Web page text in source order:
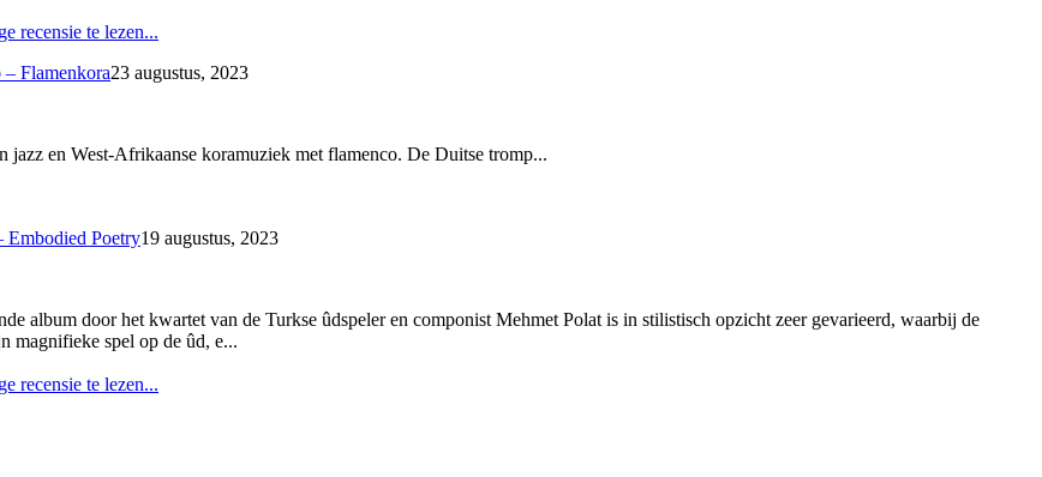
recensie te lezen...
Flamenkora23 augustus, 2023
jazz en West-Afrikaanse koramuziek met flamenco. De Duitse tromp...
Embodied Poetry19 augustus, 2023
album door het kwartet van de Turkse ûdspeler en componist Mehmet Polat is in stilistisch opzicht zeer gevarieerd, waarbij de
magnifieke spel op de ûd, e...
recensie te lezen...